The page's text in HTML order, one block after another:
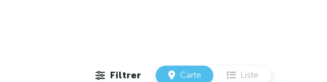
Filtrer Carte Liste